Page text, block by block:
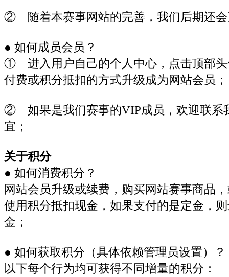
② 随着本赛事网站的完善，我们后期还会
● 如何成员会员？
① 进入用户自己的个人中心，点击顶部头
付费或积分抵扣的方式升级成为网站会员；
② 如果是我们赛事的VIP成员，欢迎联系
宜；
关于积分
● 如何消费积分？
网站会员升级或续费，购买网站赛事商品
使用积分抵扣现金，如果支付的是定金，
金；
● 如何获取积分（具体依赖管理员设置）？
以下每个行为均可获得不同增量的积分：